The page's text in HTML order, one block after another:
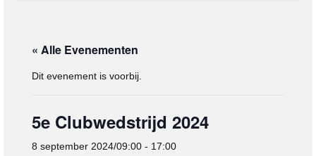
Lidmaatschap
Wedstrijden
« Alle Evenementen
Dit evenement is voorbij.
5e Clubwedstrijd 2024
8 september 2024/09:00 - 17:00